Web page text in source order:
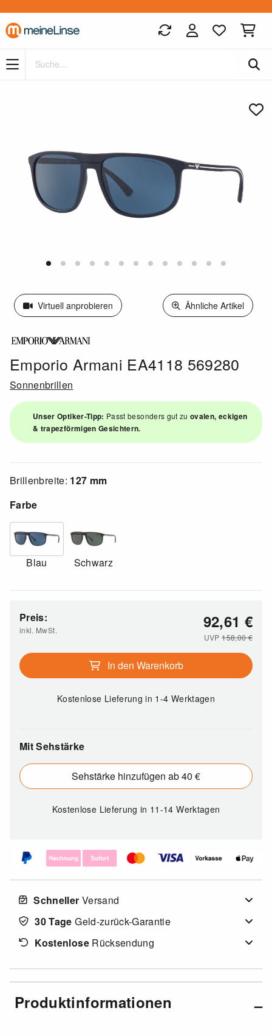
Zum Hauptinhalt springen
Virtuell anprobieren Ähnliche Artikel
Emporio Armani EA4118 569280
Sonnenbrillen
Unser Optiker-Tipp: Passt besonders gut zuovalen, eckigen
& trapezförmigen Gesichtern.
Brillenbreite: 127 mm
Farbe
Blau Schwarz
Preis:
inkl. MwSt. 92,61 €
UVP158,00€
In den Warenkorb
Kostenlose Lieferungin 1-4 Werktagen
Mit Sehstärke
Sehstärke hinzufügen ab 40 €
Kostenlose Lieferungin 11-14 Werktagen
Schneller Versand
30 Tage Geld-zurück-Garantie
KostenloseRücksendung
Produktinformationen